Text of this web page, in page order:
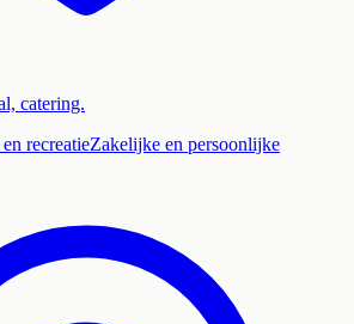
catering.
recreatieZakelijke en persoonlijke